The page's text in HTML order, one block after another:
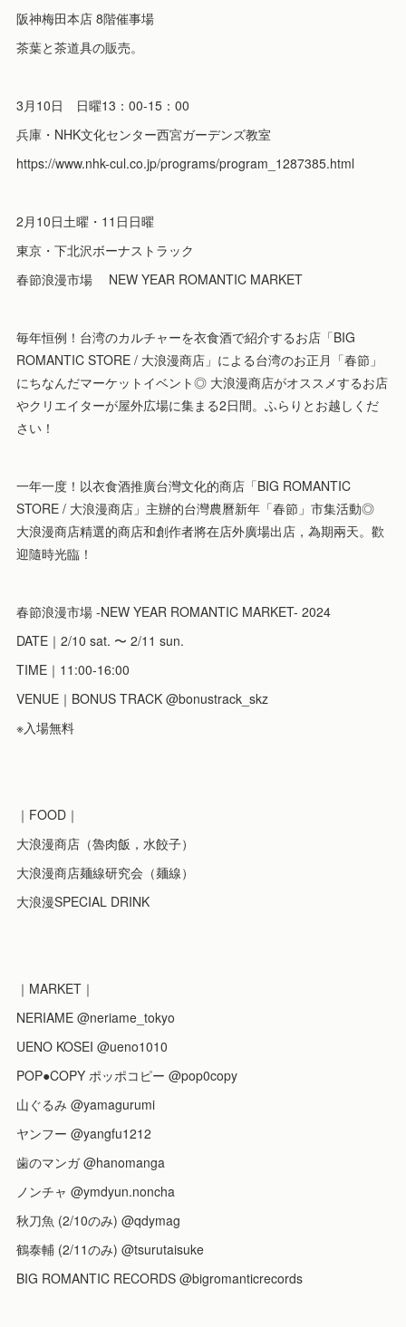
阪神梅田本店 8階催事場
茶葉と茶道具の販売。
3月10日 日曜13：00-15：00
兵庫・NHK文化センター西宮ガーデンズ教室
https://www.nhk-cul.co.jp/programs/program_1287385.html
2月10日土曜・11日日曜
東京・下北沢ボーナストラック
春節浪漫市場 NEW YEAR ROMANTIC MARKET
毎年恒例！台湾のカルチャーを衣食酒で紹介するお店「BIG
ROMANTIC STORE / 大浪漫商店」による台湾のお正月「春節」
にちなんだマーケットイベント◎ 大浪漫商店がオススメするお店
やクリエイターが屋外広場に集まる2日間。ふらりとお越しくだ
さい！
一年一度！以衣食酒推廣台灣文化的商店「BIG ROMANTIC
STORE / 大浪漫商店」主辦的台灣農曆新年「春節」市集活動◎
大浪漫商店精選的商店和創作者將在店外廣場出店，為期兩天。歡
迎隨時光臨！
春節浪漫市場 -NEW YEAR ROMANTIC MARKET- 2024
DATE｜2/10 sat. 〜 2/11 sun.
TIME｜11:00-16:00
VENUE｜BONUS TRACK @bonustrack_skz
※入場無料
｜FOOD｜
大浪漫商店（魯肉飯，水餃子）
大浪漫商店麺線研究会（麺線）
大浪漫SPECIAL DRINK
｜MARKET｜
NERIAME @neriame_tokyo
UENO KOSEI @ueno1010
POP●COPY ポッポコピー @pop0copy
山ぐるみ @yamagurumi
ヤンフー @yangfu1212
歯のマンガ @hanomanga
ノンチャ @ymdyun.noncha
秋刀魚 (2/10のみ) @qdymag
鶴泰輔 (2/11のみ) @tsurutaisuke
BIG ROMANTIC RECORDS @bigromanticrecords